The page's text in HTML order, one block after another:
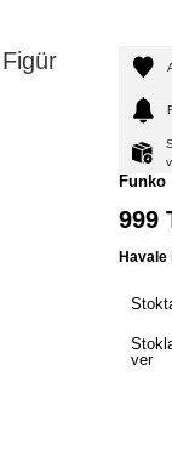
Funko
999
Havale
ver